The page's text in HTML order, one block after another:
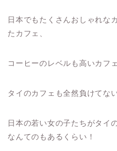
日本でもたくさんおしゃれな
たカフェ、
コーヒーのレベルも高いカフ
タイのカフェも全然負けてな
日本の若い女の子たちがタイ
なんてのもあるくらい！